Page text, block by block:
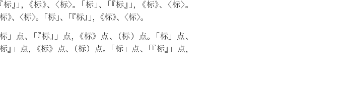
标 』」 《标》、 〈标〉。 「标 」、 「『标 』」 《标》、 〈标〉。
标》、 〈标〉。 「 标 」、 「『标 』」 《标》、 〈标〉。
标 」 点、 「『标 』」 点 《标》 点、 （标 ） 点。 「 标 」 点、
标 』」 点 《标》 点、 （标） 点。 「 标」 点、 「『标』」 点